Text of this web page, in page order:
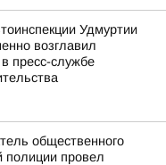
Удмуртии
возглавил
пресс-службе
общественного
полиции провел